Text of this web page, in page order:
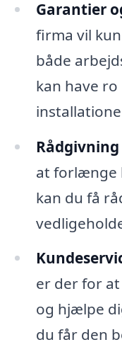
Garantier
firma vil
både
kan have
at forlænge
kan du få
er der for
og hjælpe
du får den